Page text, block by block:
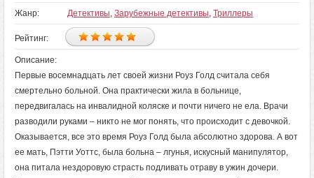
Жанр: Детективы, Зарубежные детективы, Триллеры
Рейтинг:
Описание:
Первые восемнадцать лет своей жизни Роуз Голд считала себя
смертельно больной. Она практически жила в больнице,
передвигалась на инвалидной коляске и почти ничего не ела. Врачи
разводили руками – никто не мог понять, что происходит с девочкой.
Оказывается, все это время Роуз Голд была абсолютно здорова. А вот
ее мать, Пэтти Уоттс, была больна – лгунья, искусный манипулятор,
она питала нездоровую страсть подливать отраву в ужин дочери.